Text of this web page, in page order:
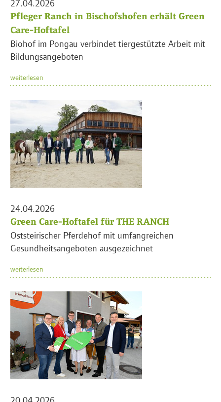
27.04.2026
Pfleger Ranch in Bischofshofen erhält Green
Care-Hoftafel
Biohof im Pongau verbindet tiergestützte Arbeit mit
Bildungsangeboten
weiterlesen
24.04.2026
Green Care-Hoftafel für THE RANCH
Oststeirischer Pferdehof mit umfangreichen
Gesundheitsangeboten ausgezeichnet
weiterlesen